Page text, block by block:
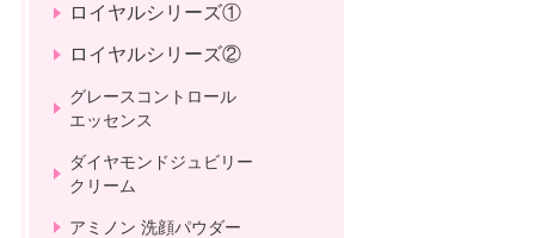
ロイヤルシリーズ①
ロイヤルシリーズ②
グレースコントロール
エッセンス
ダイヤモンドジュビリー
クリーム
アミノン 洗顔パウダー